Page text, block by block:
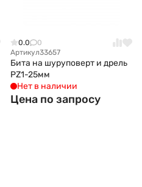
0.0
0
Артикул33657
Бита на шуруповерт и дрель
РZ1-25мм
Нет в наличии
Цена по запросу